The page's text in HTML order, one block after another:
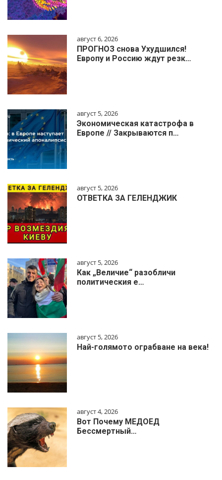
август 6, 2026
ПРОГНОЗ снова Ухудшился!
Европу и Россию ждут резк…
август 5, 2026
Экономическая катастрофа в
Европе // Закрываются п…
август 5, 2026
ОТВЕТКА ЗА ГЕЛЕНДЖИК
август 5, 2026
Как „Величие“ разобличи
политическия е…
август 5, 2026
Най-голямото ограбване на века!
август 4, 2026
Вот Почему МЕДОЕД
Бессмертный…